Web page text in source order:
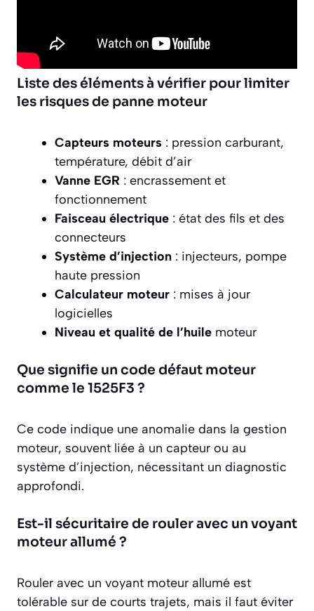
Liste des éléments à vérifier pour limiter
les risques de panne moteur
Capteurs moteurs : pression carburant,
température, débit d’air
Vanne EGR : encrassement et
fonctionnement
Faisceau électrique : état des fils et des
connecteurs
Système d’injection : injecteurs, pompe
haute pression
Calculateur moteur : mises à jour
logicielles
Niveau et qualité de l’huile moteur
Que signifie un code défaut moteur
comme le 1525F3 ?
Ce code indique une anomalie dans la gestion
moteur, souvent liée à un capteur ou au
système d’injection, nécessitant un diagnostic
approfondi.
Est-il sécuritaire de rouler avec un voyant
moteur allumé ?
Rouler avec un voyant moteur allumé est
tolérable sur de courts trajets, mais il faut éviter